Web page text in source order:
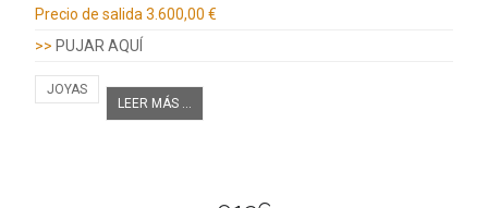
Precio de salida 3.600,00 €
>> PUJAR AQUÍ
JOYAS
LEER MÁS ...